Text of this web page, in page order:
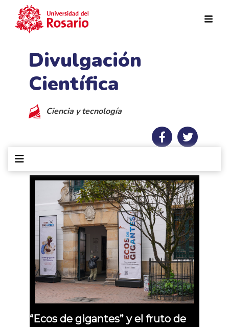
Divulgación
Científica
Ciencia y tecnología
“Ecos de gigantes” y el fruto de